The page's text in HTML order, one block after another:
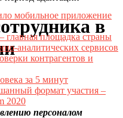
мобильное приложение
площадка страны
аналитических сервисов
контрагентов и
за 5 минут
формат участия –
2020
в
персоналом